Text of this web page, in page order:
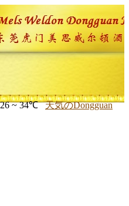
26 ~ 34℃ 天気のDongguan